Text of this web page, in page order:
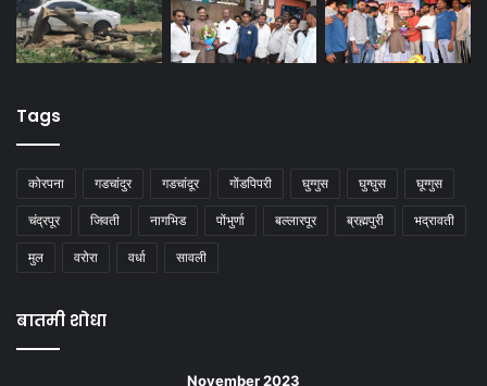
Tags
कोरपना गडचांदुर गडचांदूर गोंडपिपरी घुग्गुस घुग्घुस घूग्गुस
चंद्रपूर जिवती नागभिड पोंभुर्णा बल्लारपूर ब्रह्मपुरी भद्रावती
मुल वरोरा वर्धा सावली
बातमी शोधा
November 2023